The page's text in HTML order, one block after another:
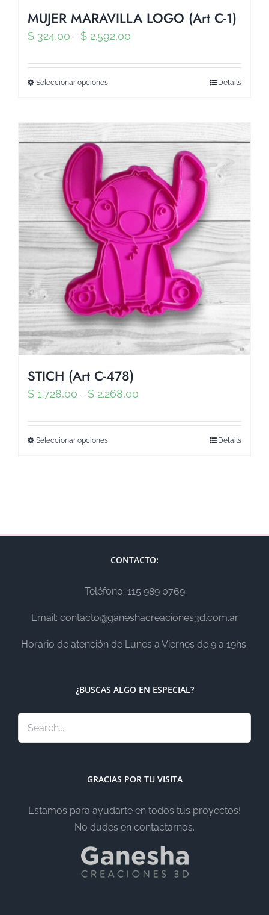
MUJER MARAVILLA LOGO (Art C-1)
$ 324,00 – $ 2.592,00
Seleccionar opciones Details
STICH (Art C-478)
$ 1.728,00 – $ 2.268,00
Seleccionar opciones Details
CONTACTO:
Teléfono: 115 989 0769
Email: contacto@ganeshacreaciones3d.com.ar
Horario de atención de Lunes a Viernes de 9 a 19hs.
¿BUSCAS ALGO EN ESPECIAL?
GRACIAS POR TU VISITA
Estamos para ayudarte en todos tus proyectos!
No dudes en contactarnos.